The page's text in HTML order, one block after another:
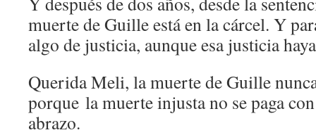
muerte de Guille está en la cárcel. Y
algo de justicia, aunque esa justicia
Querida Meli, la muerte de Guille
porque la muerte injusta no se paga
abrazo.